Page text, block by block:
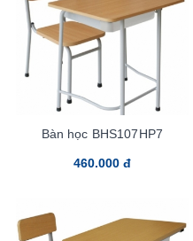
Bàn học BHS107HP7
460.000 đ